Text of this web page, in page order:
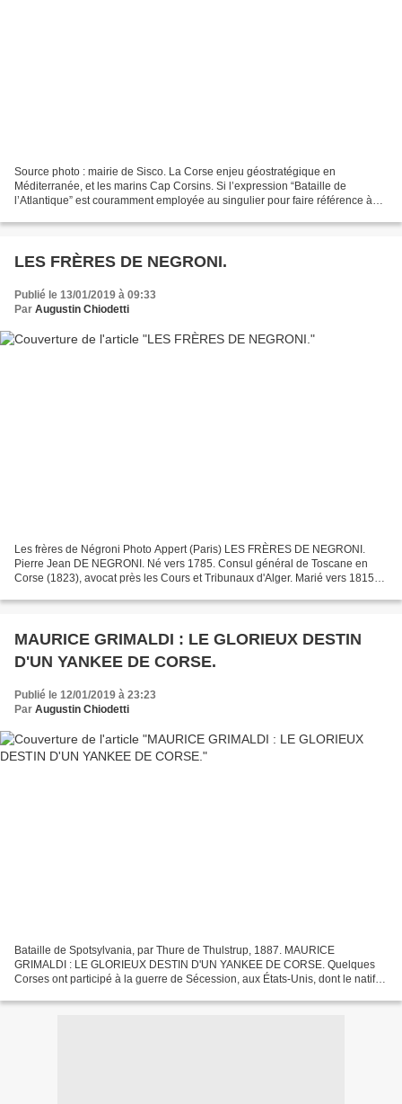
Source photo : mairie de Sisco. La Corse enjeu géostratégique en
Méditerranée, et les marins Cap Corsins. Si l’expression “Bataille de
l’Atlantique” est couramment employée au singulier pour faire référence à
LES FRÈRES DE NEGRONI.
Publié le 13/01/2019 à 09:33
Par Augustin Chiodetti
Les frères de Négroni Photo Appert (Paris) LES FRÈRES DE NEGRONI.
Pierre Jean DE NEGRONI. Né vers 1785. Consul général de Toscane en
Corse (1823), avocat près les Cours et Tribunaux d'Alger. Marié vers 1815
MAURICE GRIMALDI : LE GLORIEUX DESTIN
D'UN YANKEE DE CORSE.
Publié le 12/01/2019 à 23:23
Par Augustin Chiodetti
Bataille de Spotsylvania, par Thure de Thulstrup, 1887. MAURICE
GRIMALDI : LE GLORIEUX DESTIN D'UN YANKEE DE CORSE. Quelques
Corses ont participé à la guerre de Sécession, aux États-Unis, dont le natif